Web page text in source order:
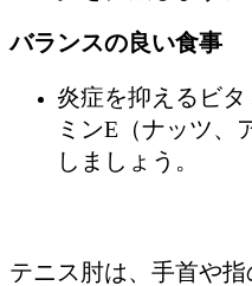
バランスの良い食事
炎症を抑えるビ
ミンE（ナッツ、
しましょう。
テニス肘は、手首や